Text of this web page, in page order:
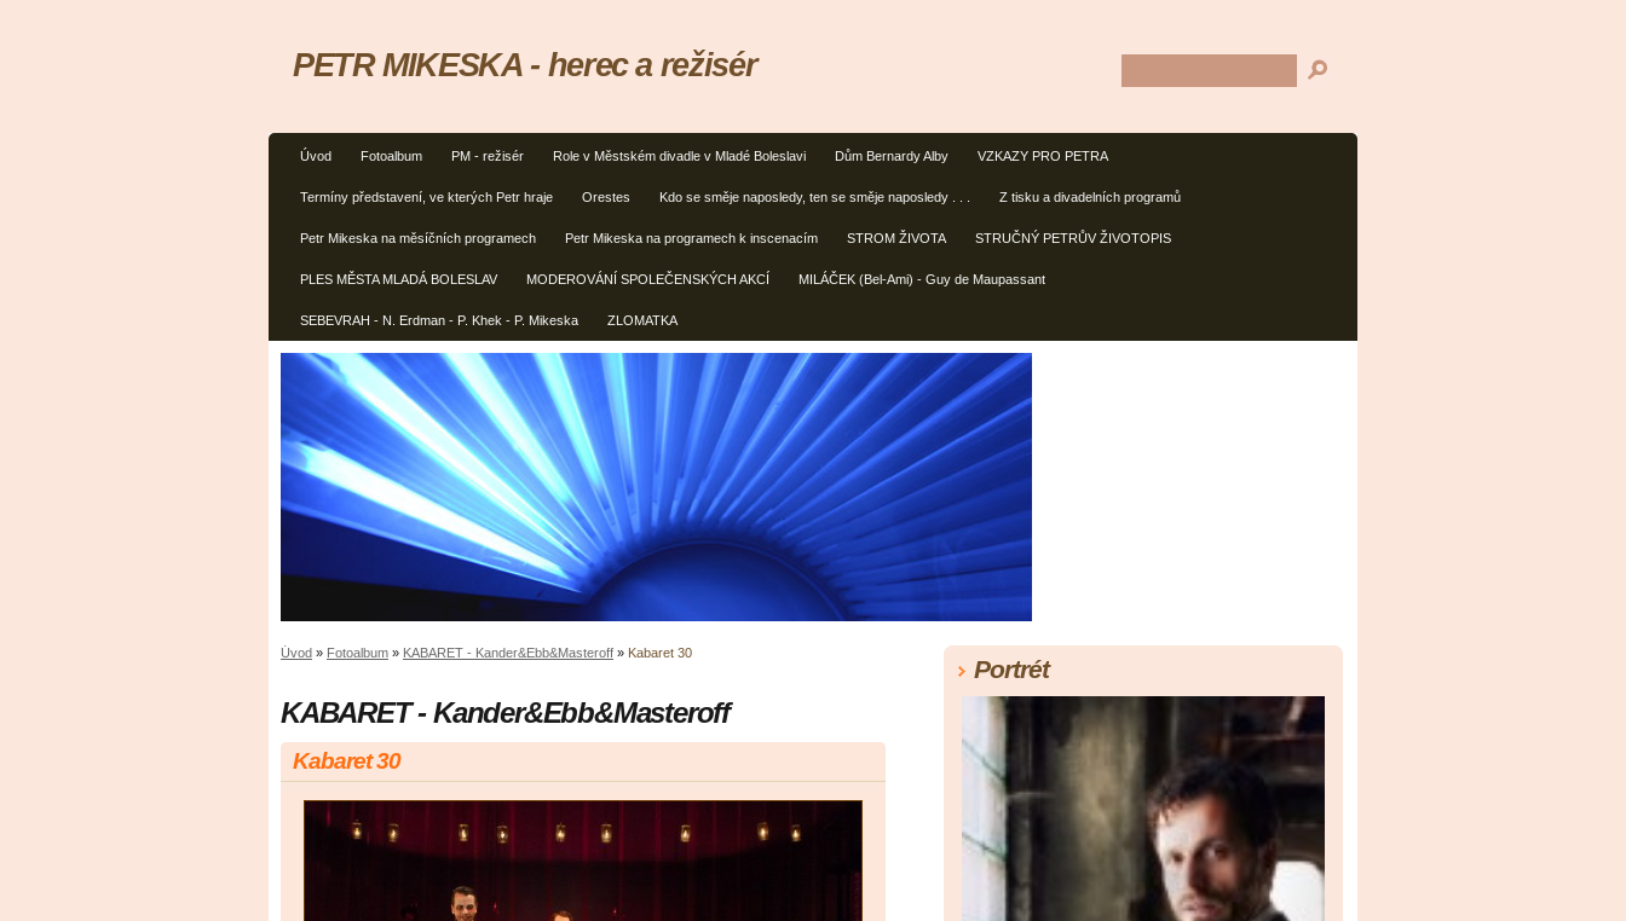
Úvod Fotoalbum PM - režisér Role v Městském divadle v Mladé Boleslavi Dům Bernardy Alby VZKAZY PRO PETRA
Termíny představení, ve kterých Petr hraje Orestes Kdo se směje naposledy, ten se směje naposledy . . . Z tisku a divadelních programů
Petr Mikeska na měsíčních programech Petr Mikeska na programech k inscenacím STROM ŽIVOTA STRUČNÝ PETRŮV ŽIVOTOPIS
PLES MĚSTA MLADÁ BOLESLAV MODEROVÁNÍ SPOLEČENSKÝCH AKCÍ MILÁČEK (Bel-Ami) - Guy de Maupassant
SEBEVRAH - N. Erdman - P. Khek - P. Mikeska ZLOMATKA
PETR MIKESKA - herec a režisér
Úvod » Fotoalbum » KABARET - Kander&Ebb&Masteroff » Kabaret 30
KABARET - Kander&Ebb&Masteroff
Kabaret 30
Portrét